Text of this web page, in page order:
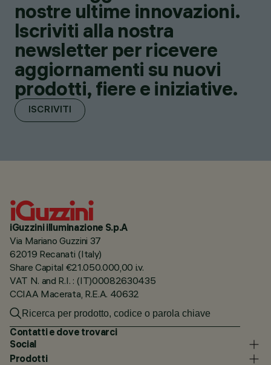
nostre ultime innovazioni.
Iscriviti alla nostra
newsletter per ricevere
aggiornamenti su nuovi
prodotti, fiere e iniziative.
ISCRIVITI
iGuzzini illuminazione S.p.A
Via Mariano Guzzini 37
62019 Recanati (Italy)
Share Capital €21.050.000,00 i.v.
VAT N. and R.I. : (IT)00082630435
CCIAA Macerata, R.E.A. 40632
Contatti e dove trovarci
Social
Prodotti